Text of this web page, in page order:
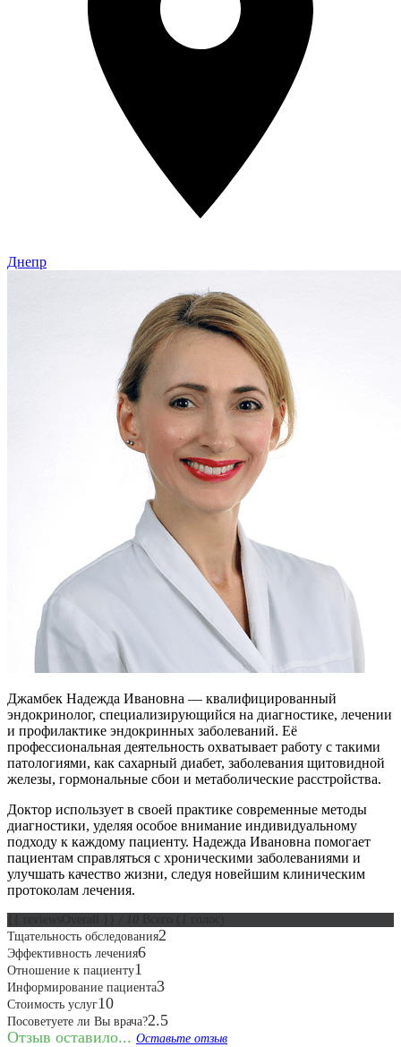
Днепр
Джамбек Надежда Ивановна — квалифицированный
эндокринолог, специализирующийся на диагностике, лечении
и профилактике эндокринных заболеваний. Её
профессиональная деятельность охватывает работу с такими
патологиями, как сахарный диабет, заболевания щитовидной
железы, гормональные сбои и метаболические расстройства.
Доктор использует в своей практике современные методы
диагностики, уделяя особое внимание индивидуальному
подходу к каждому пациенту. Надежда Ивановна помогает
пациентам справляться с хроническими заболеваниями и
улучшать качество жизни, следуя новейшим клиническим
протоколам лечения.
Тщательность обследования2
Эффективность лечения6
Отношение к пациенту1
Информирование пациента3
Стоимость услуг10
Посоветуете ли Вы врача?2.5
Отзыв оставило... Оставьте отзыв